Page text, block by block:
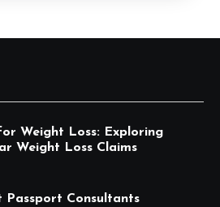
Weight Loss: Exploring
Weight Loss Claims
Consultants